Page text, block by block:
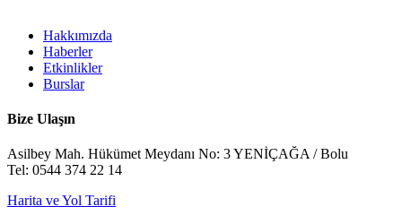
Hakkımızda
Haberler
Etkinlikler
Burslar
Bize Ulaşın
Asilbey Mah. Hükümet Meydanı No: 3 YENİÇAĞA / Bolu
Tel: 0544 374 22 14
Harita ve Yol Tarifi